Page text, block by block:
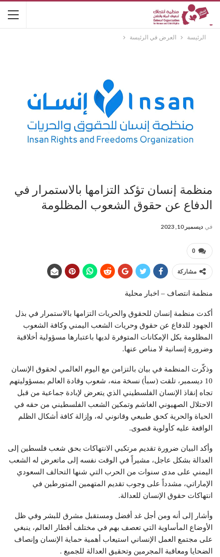
الرئيسة العرض في الرئيسة
منظمة إنسان تؤكد التزامها بالاستمرار في
الدفاع عن حقوق الشعوب المظلومة
في ديسمبر 10, 2023
0
مشاركة
منظمة انتصاف – اخبار محلية
أكدت منظمة إنسان للحقوق والحريات التزامها بالاستمرار في بذل
الجهود للدفاع عن حقوق وحريات الشعب اليمني وكافة الشعوب
المظلومة بكل الإمكانات المتوفرة لديها باعتبارها مسؤولية أخلاقية
وضرورة إنسانية لا مناص عنها.
وذكّرت المنظمة في بيان بالتزامن مع اليوم العالمي لحقوق الإنسان
10 ديسمبر، تلقت (سبأ) نسخة منه، شعوب وقادة العالم بمسؤوليتهم
تجاه إنقاذ الإنسان الفلسطيني الذي يتعرض لإبادة جماعية من قبل
الاحتلال الصهيوني الغاشم وتمكين الشعب الفلسطيني من حقه في
الحياة والحرية كحق طبيعي وقانوني له، وإزالة كافة أشكال الظلم
الواقعة عليه كأولوية قصوى.
وأكد البيان ضرورة تقديم مرتكبي الانتهاكات بحق شعب فلسطين إلى
العدالة بشكل عاجل، مشيراً في الوقت نفسه إلى ماتعرض له الشعب
اليمني على مدى سنوات من الحرب التي شنها التحالف السعودي
الإماراتي، مشدداً على وجوب تقديم المتهمين المتورطين في
انتهاكات حقوق الإنسان للعدالة.
وأشار إلى أنه ومن أجل غد أفضل ومستقبل مشرق للبشر وفي ظل
الأوضاع المأساوية التي تعصف بهم في مختلف أقطار العالم، ينبغي
على مجتمع العمل الإنساني استيعاب أهمية حماية الإنسان وإنصاف
الضحايا ومعاقبة المجرمين وتحقيق العدالة للجميع .